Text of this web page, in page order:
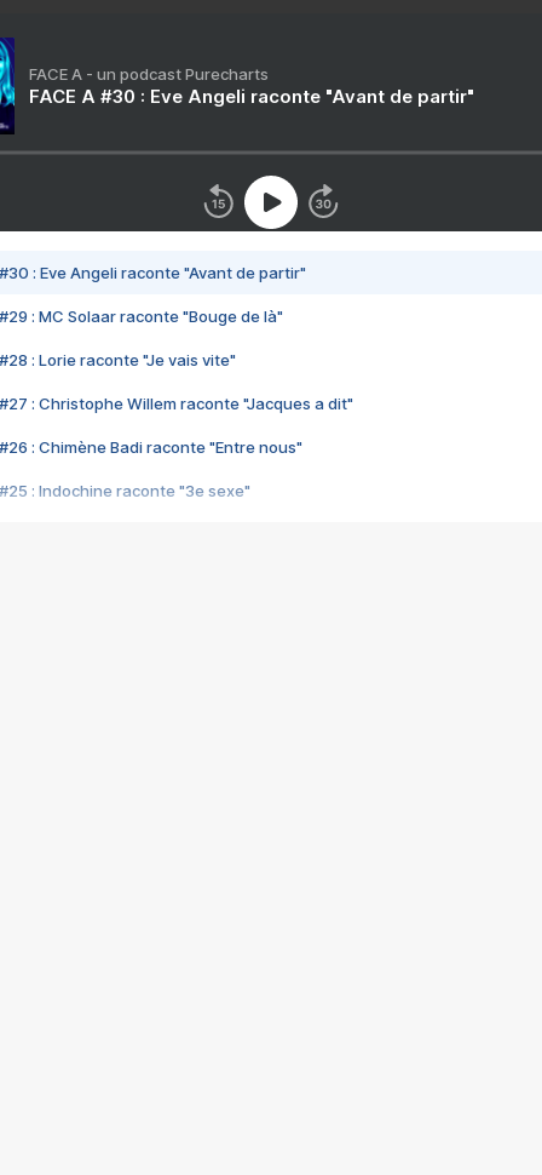
FACE A - un podcast Purecharts
FACE A #30 : Eve Angeli raconte "Avant de partir"
#30 : Eve Angeli raconte "Avant de partir"
#29 : MC Solaar raconte "Bouge de là"
#28 : Lorie raconte "Je vais vite"
#27 : Christophe Willem raconte "Jacques a dit"
#26 : Chimène Badi raconte "Entre nous"
#25 : Indochine raconte "3e sexe"